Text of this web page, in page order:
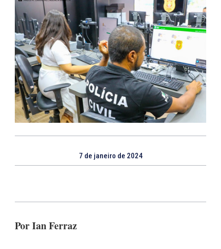
7 de janeiro de 2024
Por Ian Ferraz